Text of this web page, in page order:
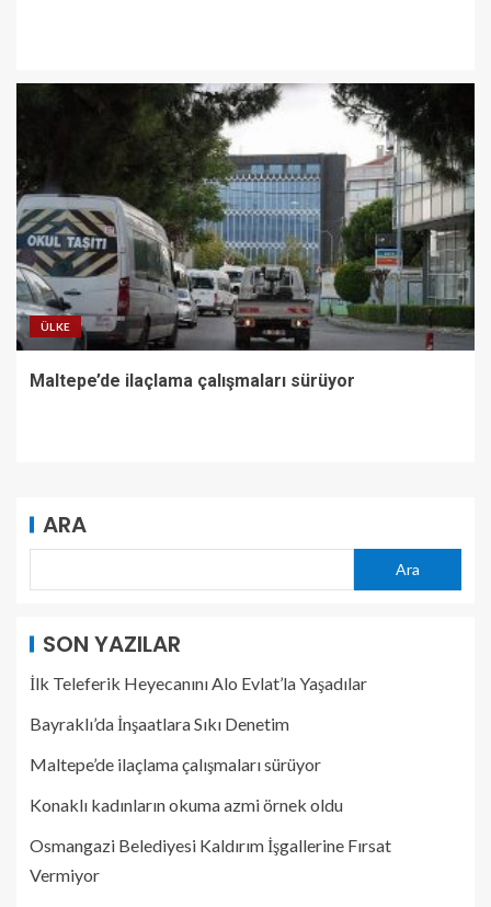
ÜLKE
Maltepe’de ilaçlama çalışmaları sürüyor
ARA
Ara
SON YAZILAR
İlk Teleferik Heyecanını Alo Evlat’la Yaşadılar
Bayraklı’da İnşaatlara Sıkı Denetim
Maltepe’de ilaçlama çalışmaları sürüyor
Konaklı kadınların okuma azmi örnek oldu
Osmangazi Belediyesi Kaldırım İşgallerine Fırsat
Vermiyor